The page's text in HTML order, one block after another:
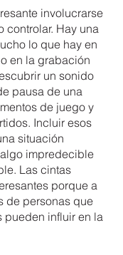
involucrarse
controlar. Hay una
lo que hay en
en la grabación
un sonido
pausa de una
de juego y
Incluir esos
situación
impredecible
Las cintas
porque a
de personas que
pueden influir en la